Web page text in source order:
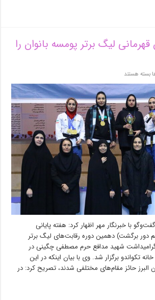
قهرمانی لیگ برتر پومسه بانوان را
برای
۳
البرزی
عناوین
قهرمانی
لیگ
برتر
پومسه
بانوان
را
بسته هستند
با خبرنگار مهر اظهار کرد: هفته پایانی
دور برگشت) دهمین دوره رقابت‌های لیگ برتر
شهید مدافع حرم مصطفی چگینی در
تکواندو برگزار شد. وی با بیان اینکه در این
البرز حائز مقام‌های مختلفی شدند، تصریح کرد: در